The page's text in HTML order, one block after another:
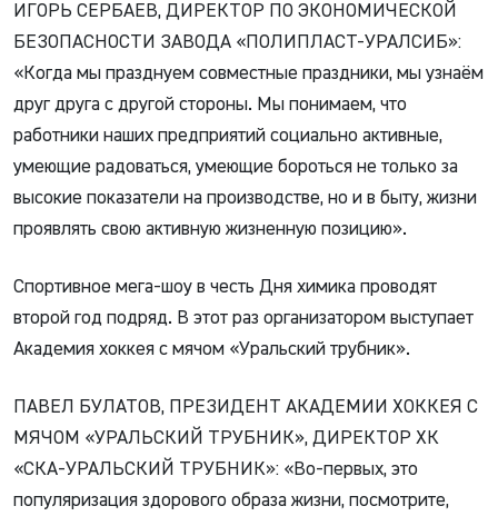
ИГОРЬ СЕРБАЕВ, ДИРЕКТОР ПО ЭКОНОМИЧЕСКОЙ
БЕЗОПАСНОСТИ ЗАВОДА «ПОЛИПЛАСТ-УРАЛСИБ»:
«Когда мы празднуем совместные праздники, мы узнаём
друг друга с другой стороны. Мы понимаем, что
работники наших предприятий социально активные,
умеющие радоваться, умеющие бороться не только за
высокие показатели на производстве, но и в быту, жизни
проявлять свою активную жизненную позицию».
Спортивное мега-шоу в честь Дня химика проводят
второй год подряд. В этот раз организатором выступает
Академия хоккея с мячом «Уральский трубник».
ПАВЕЛ БУЛАТОВ, ПРЕЗИДЕНТ АКАДЕМИИ ХОККЕЯ С
МЯЧОМ «УРАЛЬСКИЙ ТРУБНИК», ДИРЕКТОР ХК
«СКА-УРАЛЬСКИЙ ТРУБНИК»: «Во-первых, это
популяризация здорового образа жизни, посмотрите,